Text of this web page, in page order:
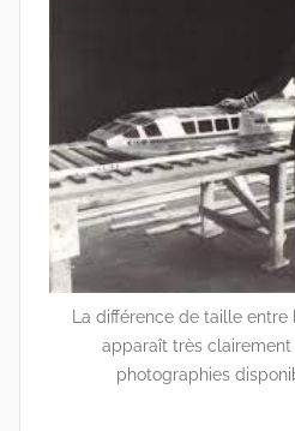
La différence de taille
apparaît très
photographies